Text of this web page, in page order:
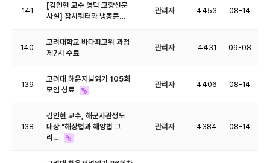
141
[​김인현 교수 영덕 고향신문
사설] 참치쿼터와 냉동문…
관리자 4453 08-14
140
고려대학교 바다최고위 과정
제7시 수료
관리자 4431 09-08
139
고려대 해운저널읽기 105회
모임 성료
관리자 4406 08-14
138
김인현 교수, 해군사관생도
대상 "해상법과 해양법 그
리…
관리자 4384 08-14